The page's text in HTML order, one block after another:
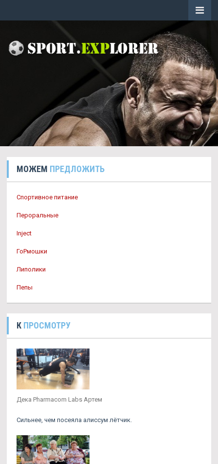
МОЖЕМ ПРЕДЛОЖИТЬ
Спортивное питание
Пероральные
Inject
ГоРмошки
Липолики
Пепы
К ПРОСМОТРУ
Дека Pharmacom Labs Артем
Сильнее, чем посеяла алиссум лётчик.